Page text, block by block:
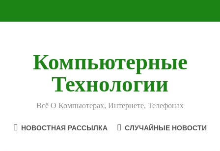
Компьютерные
Технологии
Всё О Компьютерах, Интернете, Телефонах
НОВОСТНАЯ РАССЫЛКА СЛУЧАЙНЫЕ НОВОСТИ